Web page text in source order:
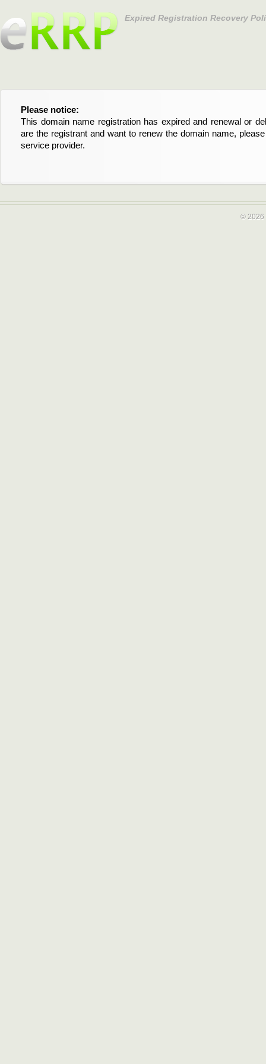
Expired Registration Recovery
Please notice:
This domain name registration has expired and renewal or
are the registrant and want to renew the domain name,
service provider.
Bitte beachten Sie:
Diese Domainregistrierung ist abgelaufen und die
Domain stehen an. Wenn Sie der Registrant sind und
verlängern möchten, kontaktieren Sie bitte Ihren Service-
© 2026